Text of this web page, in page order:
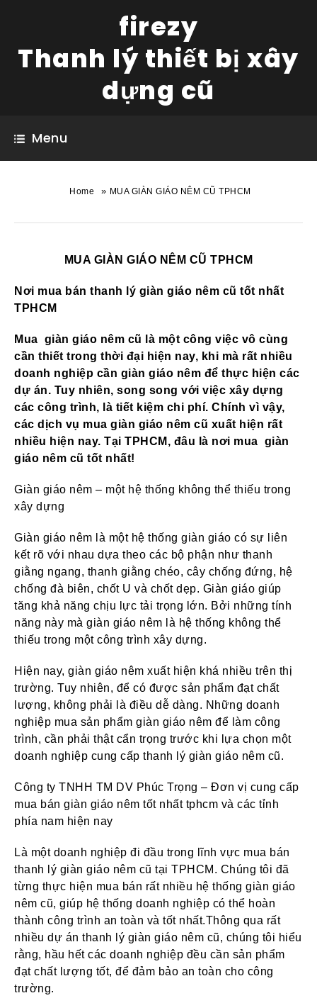
firezy
Thanh lý thiết bị xây
dựng cũ
Menu
Home » MUA GIÀN GIÁO NÊM CŨ TPHCM
MUA GIÀN GIÁO NÊM CŨ TPHCM
Nơi mua bán thanh lý giàn giáo nêm cũ tốt nhất
TPHCM
Mua giàn giáo nêm cũ là một công việc vô cùng
cần thiết trong thời đại hiện nay, khi mà rất nhiều
doanh nghiệp cần giàn giáo nêm để thực hiện các
dự án. Tuy nhiên, song song với việc xây dựng
các công trình, là tiết kiệm chi phí. Chính vì vậy,
các dịch vụ mua giàn giáo nêm cũ xuất hiện rất
nhiều hiện nay. Tại TPHCM, đâu là nơi mua giàn
giáo nêm cũ tốt nhất!
Giàn giáo nêm – một hệ thống không thể thiếu trong
xây dựng
Giàn giáo nêm là một hệ thống giàn giáo có sự liên
kết rõ với nhau dựa theo các bộ phận như thanh
giằng ngang, thanh giằng chéo, cây chống đứng, hệ
chống đà biên, chốt U và chốt dẹp. Giàn giáo giúp
tăng khả năng chịu lực tải trọng lớn. Bởi những tính
năng này mà giàn giáo nêm là hệ thống không thể
thiếu trong một công trình xây dựng.
Hiện nay, giàn giáo nêm xuất hiện khá nhiều trên thị
trường. Tuy nhiên, để có được sản phẩm đạt chất
lượng, không phải là điều dễ dàng. Những doanh
nghiệp mua sản phẩm giàn giáo nêm để làm công
trình, cần phải thật cẩn trọng trước khi lựa chọn một
doanh nghiệp cung cấp thanh lý giàn giáo nêm cũ.
Công ty TNHH TM DV Phúc Trọng – Đơn vị cung cấp
mua bán giàn giáo nêm tốt nhất tphcm và các tỉnh
phía nam hiện nay
Là một doanh nghiệp đi đầu trong lĩnh vực mua bán
thanh lý giàn giáo nêm cũ tại TPHCM. Chúng tôi đã
từng thực hiện mua bán rất nhiều hệ thống giàn giáo
nêm cũ, giúp hệ thống doanh nghiệp có thể hoàn
thành công trình an toàn và tốt nhất.Thông qua rất
nhiều dự án thanh lý giàn giáo nêm cũ, chúng tôi hiểu
rằng, hầu hết các doanh nghiệp đều cần sản phẩm
đạt chất lượng tốt, để đảm bảo an toàn cho công
trường.